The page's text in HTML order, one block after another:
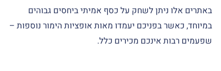
באתרים אלו ניתן לשחק על כסף אמיתי ביחסים גבוהים
במיוחד, כאשר בפניכם יעמדו מאות אופציות הימור נוספות –
שפעמים רבות אינכם מכירים כלל.